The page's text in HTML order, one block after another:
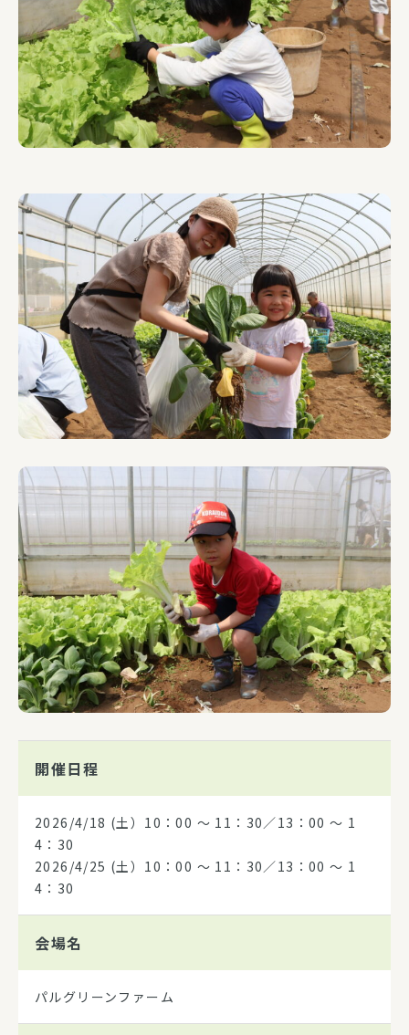
開催日程
2026/4/18 (土）10：00 ～ 11：30／13：00 ～ 1
4：30
2026/4/25 (土）10：00 ～ 11：30／13：00 ～ 1
4：30
会場名
パルグリーンファーム